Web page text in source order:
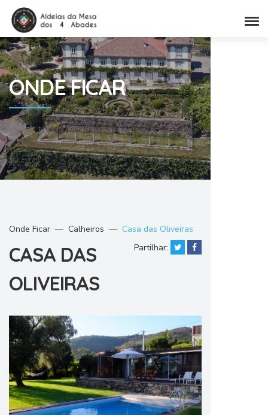
ONDEFICAR
Onde Ficar Calheiros
Casa das Oliveiras
Partilhar:
CASA DAS
OLIVEIRAS